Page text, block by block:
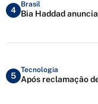
4
Brasil
Bia Haddad
5
Tecnologia
Após reclamação